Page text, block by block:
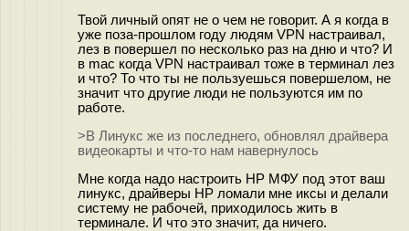
Твой личный опят не о чем не говорит. А я когда в
уже поза-прошлом году людям VPN настраивал,
лез в повершел по несколько раз на дню и что? И
в mac когда VPN настраивал тоже в терминал лез
и что? То что ты не пользуешься повершелом, не
значит что другие люди не пользуются им по
работе.
>В Линукс же из последнего, обновлял драйвера
видеокарты и что-то нам навернулось
Мне когда надо настроить HP МФУ под этот ваш
линукс, драйверы HP ломали мне иксы и делали
систему не рабочей, приходилось жить в
терминале. И что это значит, да ничего.